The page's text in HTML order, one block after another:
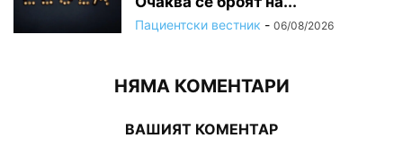
Пациентски вестник - 06/08/2026
НЯМА КОМЕНТАРИ
ВАШИЯТ КОМЕНТАР